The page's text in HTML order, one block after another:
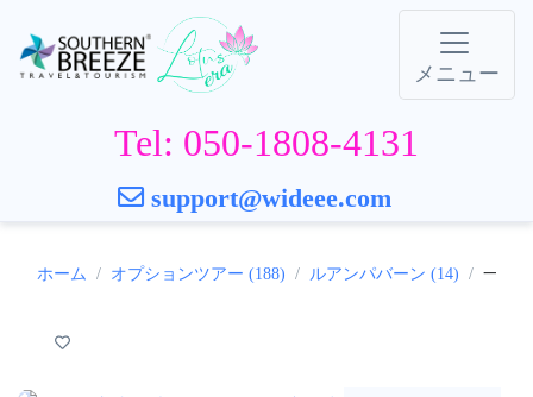
メニュー
Tel: 050-1808-4131
support@wideee.com
ホーム オプションツアー (188) ルアンパバーン (14) 一日